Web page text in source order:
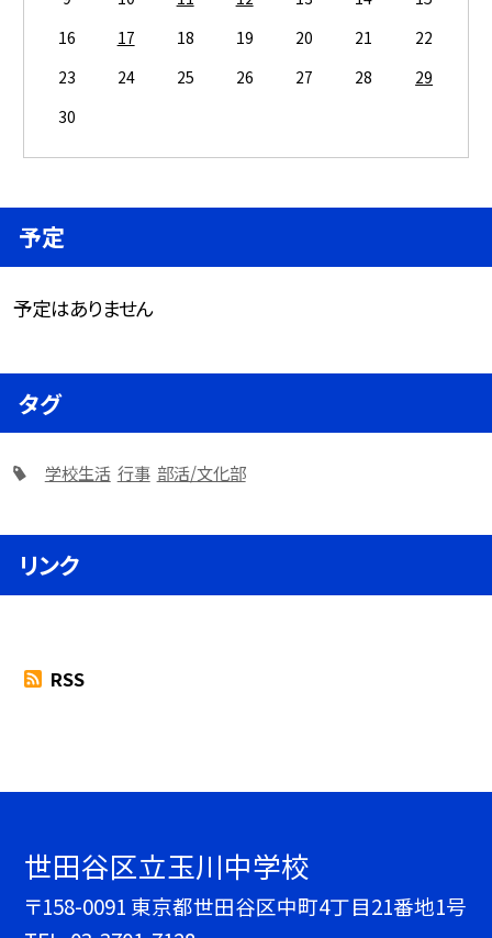
16
17 18 19 20 21
22
23
24 25 26 27 28
29
30
予定
予定はありません
タグ
学校生活 行事 部活/文化部
リンク
RSS
世田谷区立玉川中学校
〒158-0091 東京都世田谷区中町4丁目21番地1号